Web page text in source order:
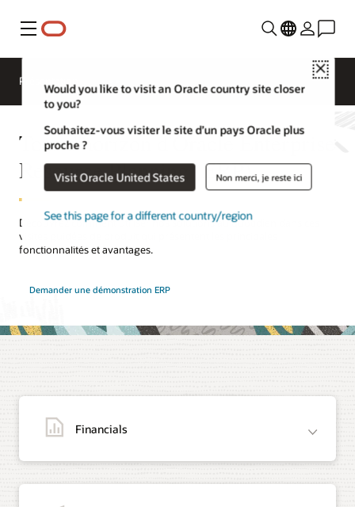
Menu
Close
Would you like to visit an Oracle country site closer
to you?
Souhaitez-vous visiter le site d’un pays Oracle plus
proche ?
Visit Oracle United States Non merci, je reste ici
See this page for a different country/region
Présentation
Tour d'horizon d'Oracle Enterprise
Resource Planning (ERP)
Découvrez comment utiliser nos solutions au quotidien dans ces
visites guidées de produit qui présentent les principales
fonctionnalités et avantages.
Demander une démonstration ERP
Financials